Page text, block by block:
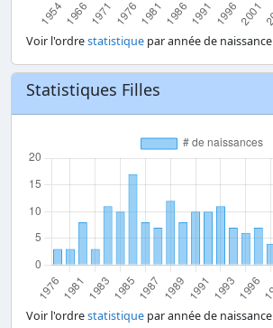
Voir l'ordrestatistique par année de naissance
Statistiques Filles
Voir l'ordrestatistique par année de naissance